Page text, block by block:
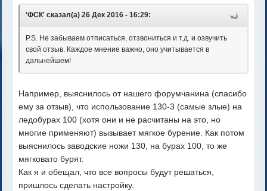
'ФСК' сказал(а) 26 Дек 2016 - 16:29:
Р.S. Не забываем отписаться, отзвониться и т.д. и озвучить
свой отзыв. Каждое мнение важно, оно учитывается в
дальнейшем!
Например, выяснилось от нашего форумчанина (спасибо
ему за отзыв), что использование 130-3 (самые злые) на
ледобурах 100 (хотя они и не расчитаны на это, но
многие применяют) вызывает мягкое бурение. Как потом
выяснилось заводские ножи 130, на бурах 100, то же
мягковато бурят.
Как я и обещал, что все вопросы будут решаться,
пришлось сделать настройку.